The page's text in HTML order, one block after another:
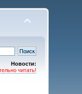
Новости:
читать!